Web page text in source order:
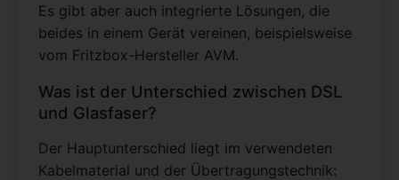
Es gibt aber auch integrierte Lösungen, die
beides in einem Gerät vereinen, beispielsweise
vom Fritzbox-Hersteller AVM.
Was ist der Unterschied zwischen DSL
und Glasfaser?
Der Hauptunterschied liegt im verwendeten
Kabelmaterial und der Übertragungstechnik: